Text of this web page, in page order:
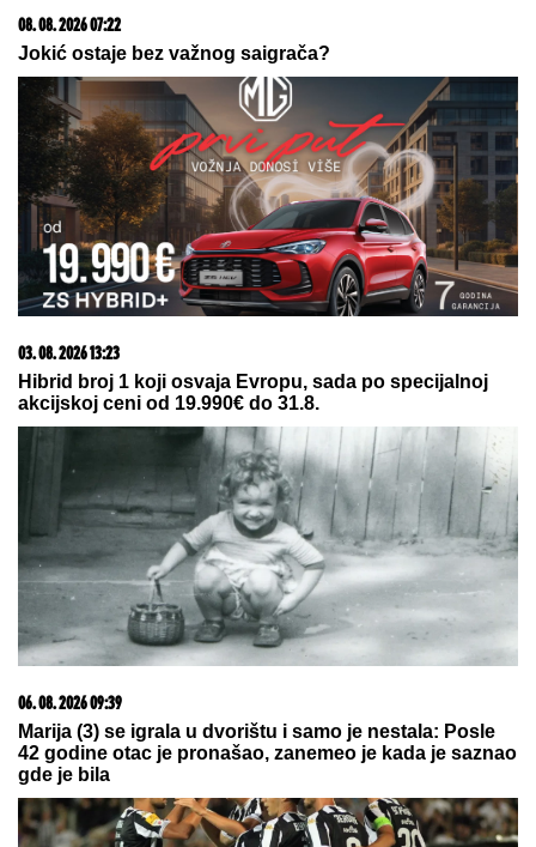
05. 08. 2026 06:45
Šta dete nasleđuje od oca, a šta od majke? Sve što
treba da znate o genetici
25.000 kupaca već kupuje uz PerSu Extra. A ti? Saznaj
više
08. 08. 2026 07:22